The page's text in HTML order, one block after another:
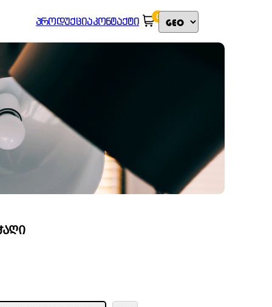
ᲞᲠᲝᲓᲣᲥᲪᲘᲐᲙᲝᲜᲢᲐᲥᲢᲘ 0